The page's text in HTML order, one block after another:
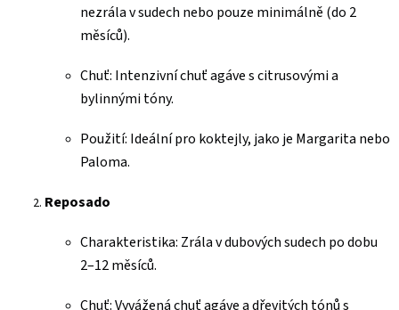
nezrála v sudech nebo pouze minimálně (do 2
měsíců).
Chuť: Intenzivní chuť agáve s citrusovými a
bylinnými tóny.
Použití: Ideální pro koktejly, jako je Margarita nebo
Paloma.
Reposado
Charakteristika: Zrála v dubových sudech po dobu
2–12 měsíců.
Chuť: Vyvážená chuť agáve a dřevitých tónů s